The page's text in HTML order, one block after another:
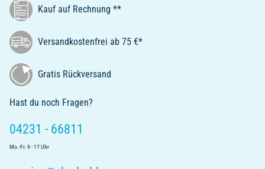
Kauf auf Rechnung **
Versandkostenfrei ab 75 €*
Gratis Rückversand
Hast du noch Fragen?
04231 - 66811
Mo.-Fr. 9 - 17 Uhr